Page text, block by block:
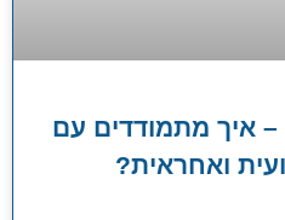
– איך מתמודדים עם
ואחראית?